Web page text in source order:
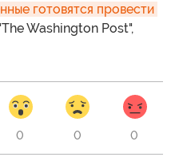
готовятся провести
Washington Post",
0 0 0